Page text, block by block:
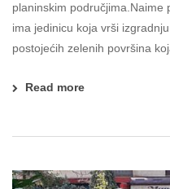
planinskim područjima.Naime
ima jedinicu koja vrši
postojećih zelenih površina
Read more